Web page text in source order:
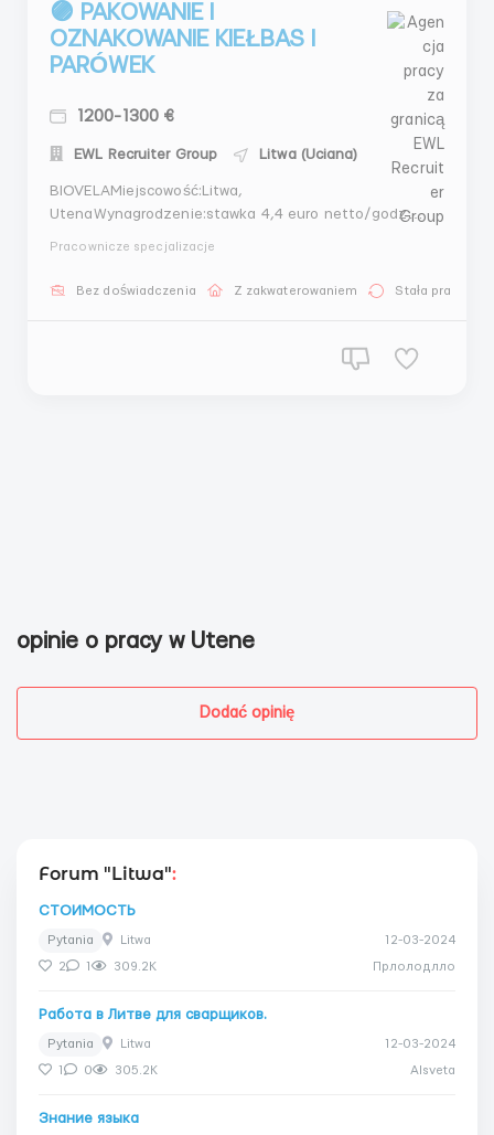
🟣 PAKOWANIE I
OZNAKOWANIE KIEŁBAS I
PARÓWEK
1200-1300 €
EWL Recruiter Group Litwa (Uciana)
BIOVELAMiejscowość:Litwa,
UtenaWynagrodzenie:stawka 4,4 euro netto/godz
miesięcznie, co zwiększa wynagrodzenie do 1000-1300
Pracownicze specjalizacje
Bez doświadczenia Z zakwaterowaniem Stała praca
opinie o pracy w Utene
Dodać opinię
Forum "Litwa":
СТОИМОСТЬ
Pytania Litwa 12-03-2024
2 309.2K Прлолодлло
Работа в Литве для сварщиков.
Pytania Litwa 12-03-2024
0 305.2K Alsveta
Знание языка